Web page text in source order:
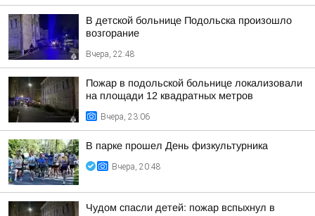
В детской больнице Подольска произошло
возгорание
Вчера, 22:48
Пожар в подольской больнице локализовали
на площади 12 квадратных метров
Вчера, 23:06
В парке прошел День физкультурника
Вчера, 20:48
Чудом спасли детей: пожар вспыхнул в